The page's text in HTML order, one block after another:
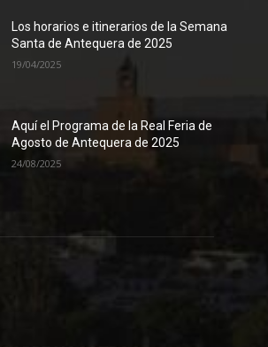
Los horarios e itinerarios de la Semana
Santa de Antequera de 2025
19/04/2025
Aquí el Programa de la Real Feria de
Agosto de Antequera de 2025
24/08/2025